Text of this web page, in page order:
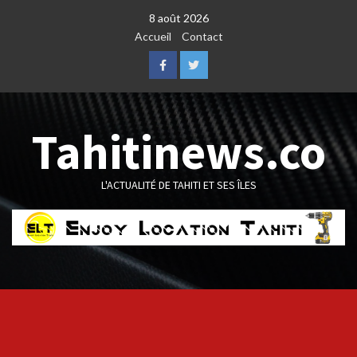
8 août 2026
Accueil
Contact
FacebookTwitter
Tahitinews.co
L'ACTUALITÉ DE TAHITI ET SES ÎLES